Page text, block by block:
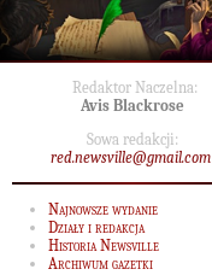
Redaktor Naczelna:
Avis Blackrose
Sowa redakcji:
red.newsville@gmail.com
Najnowsze wydanie
Działy i redakcja
Historia Newsville
Archiwum gazetki